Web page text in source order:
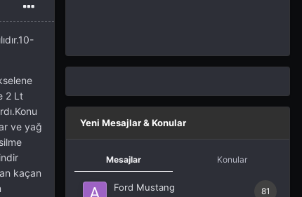
2 Lt
ve yağ
kaçan
Yeni Mesajlar & Konular
Mesajlar Konular
81
Ford Mustang